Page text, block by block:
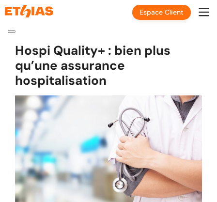
Espace Client
Hospi Quality+ : bien plus
qu’une assurance
hospitalisation